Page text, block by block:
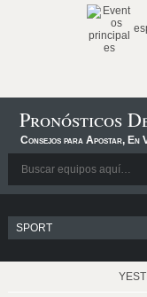
Pronósticos
Consejos para Apostar, En